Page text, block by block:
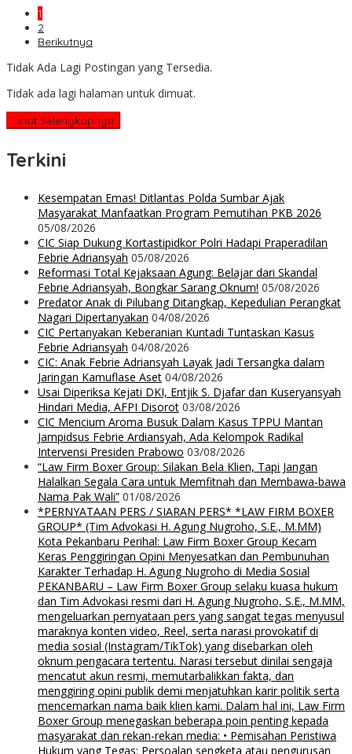
1
2
Berikutnya
Tidak Ada Lagi Postingan yang Tersedia.
Tidak ada lagi halaman untuk dimuat.
Lihat Selengkapnya
Terkini
Kesempatan Emas! Ditlantas Polda Sumbar Ajak
Masyarakat Manfaatkan Program Pemutihan PKB 2026
05/08/2026
CIC Siap Dukung Kortastipidkor Polri Hadapi Praperadilan
Febrie Adriansyah 05/08/2026
Reformasi Total Kejaksaan Agung: Belajar dari Skandal
Febrie Adriansyah, Bongkar Sarang Oknum! 05/08/2026
Predator Anak di Pilubang Ditangkap, Kepedulian Perangkat
Nagari Dipertanyakan 04/08/2026
CIC Pertanyakan Keberanian Kuntadi Tuntaskan Kasus
Febrie Adriansyah 04/08/2026
CIC: Anak Febrie Adriansyah Layak Jadi Tersangka dalam
Jaringan Kamuflase Aset 04/08/2026
Usai Diperiksa Kejati DKI, Entjik S. Djafar dan Kuseryansyah
Hindari Media, AFPI Disorot 03/08/2026
CIC Mencium Aroma Busuk Dalam Kasus TPPU Mantan
Jampidsus Febrie Ardiansyah, Ada Kelompok Radikal
Intervensi Presiden Prabowo 03/08/2026
“Law Firm Boxer Group: Silakan Bela Klien, Tapi Jangan
Halalkan Segala Cara untuk Memfitnah dan Membawa-bawa
Nama Pak Wali” 01/08/2026
*PERNYATAAN PERS / SIARAN PERS* *LAW FIRM BOXER
GROUP* (Tim Advokasi H. Agung Nugroho, S.E., M.MM)
Kota Pekanbaru Perihal: Law Firm Boxer Group Kecam
Keras Penggiringan Opini Menyesatkan dan Pembunuhan
Karakter Terhadap H. Agung Nugroho di Media Sosial
PEKANBARU – Law Firm Boxer Group selaku kuasa hukum
dan Tim Advokasi resmi dari H. Agung Nugroho, S.E., M.MM,
mengeluarkan pernyataan pers yang sangat tegas menyusul
maraknya konten video, Reel, serta narasi provokatif di
media sosial (Instagram/TikTok) yang disebarkan oleh
oknum pengacara tertentu. Narasi tersebut dinilai sengaja
mencatut akun resmi, memutarbalikkan fakta, dan
menggiring opini publik demi menjatuhkan karir politik serta
mencemarkan nama baik klien kami. Dalam hal ini, Law Firm
Boxer Group menegaskan beberapa poin penting kepada
masyarakat dan rekan-rekan media: • Pemisahan Peristiwa
Hukum yang Tegas: Persoalan sengketa atau pengurusan